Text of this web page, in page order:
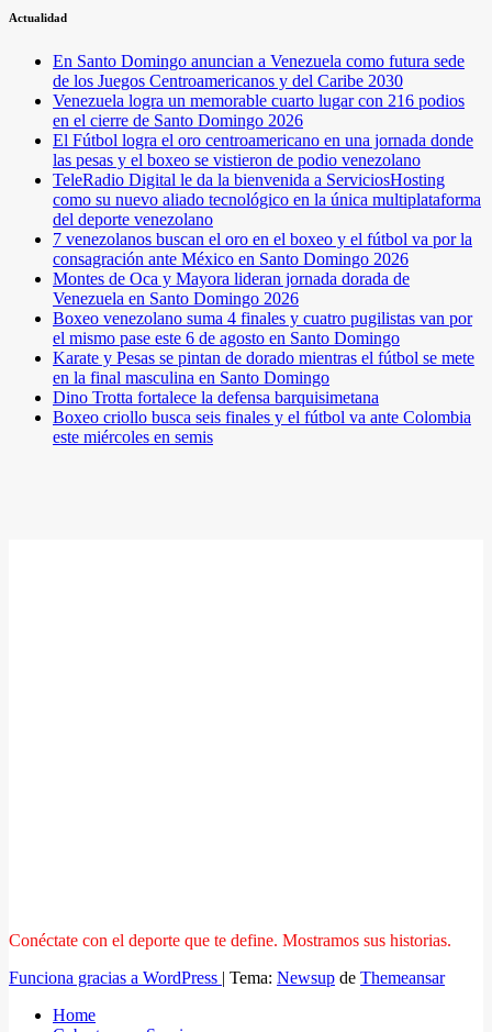
Actualidad
En Santo Domingo anuncian a Venezuela como futura sede
de los Juegos Centroamericanos y del Caribe 2030
Venezuela logra un memorable cuarto lugar con 216 podios
en el cierre de Santo Domingo 2026
El Fútbol logra el oro centroamericano en una jornada donde
las pesas y el boxeo se vistieron de podio venezolano
TeleRadio Digital le da la bienvenida a ServiciosHosting
como su nuevo aliado tecnológico en la única multiplataforma
del deporte venezolano
7 venezolanos buscan el oro en el boxeo y el fútbol va por la
consagración ante México en Santo Domingo 2026
Montes de Oca y Mayora lideran jornada dorada de
Venezuela en Santo Domingo 2026
Boxeo venezolano suma 4 finales y cuatro pugilistas van por
el mismo pase este 6 de agosto en Santo Domingo
Karate y Pesas se pintan de dorado mientras el fútbol se mete
en la final masculina en Santo Domingo
Dino Trotta fortalece la defensa barquisimetana
Boxeo criollo busca seis finales y el fútbol va ante Colombia
este miércoles en semis
Conéctate con el deporte que te define. Mostramos sus historias.
Funciona gracias a WordPress | Tema: Newsup de Themeansar
Home